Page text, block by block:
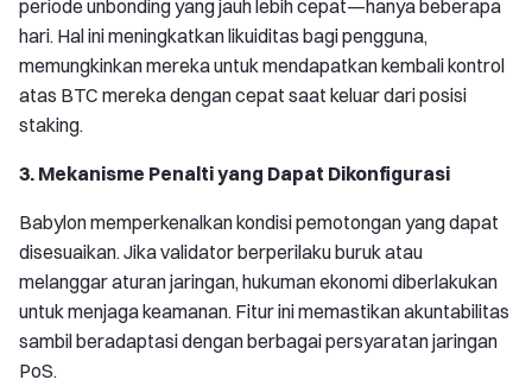
periode unbonding yang jauh lebih cepat—hanya beberapa
hari. Hal ini meningkatkan likuiditas bagi pengguna,
memungkinkan mereka untuk mendapatkan kembali kontrol
atas BTC mereka dengan cepat saat keluar dari posisi
staking.
3. Mekanisme Penalti yang Dapat Dikonfigurasi
Babylon memperkenalkan kondisi pemotongan yang dapat
disesuaikan. Jika validator berperilaku buruk atau
melanggar aturan jaringan, hukuman ekonomi diberlakukan
untuk menjaga keamanan. Fitur ini memastikan akuntabilitas
sambil beradaptasi dengan berbagai persyaratan jaringan
PoS.